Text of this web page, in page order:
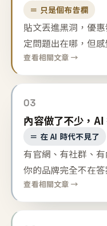
＝ 只是個布告欄
貼文丟進黑洞，優
定問題出在哪，但感
查看相關文章 →
03
內容做了不少，AI
＝ 在 AI 時代不見了
有官網、有社群、
你的品牌完全不在答
查看相關文章 →